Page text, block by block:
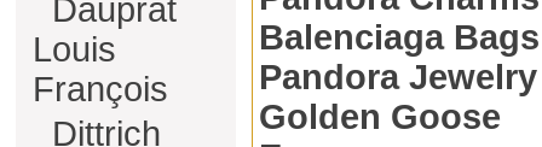
Dauprat
Louis
François
Dittrich
Balenciaga Bags
Pandora Jewelry
Golden Goose